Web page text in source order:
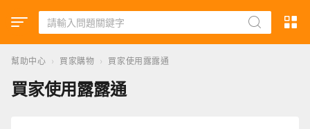
幫助中心 › 買家購物 › 買家使用露露通
買家使用露露通